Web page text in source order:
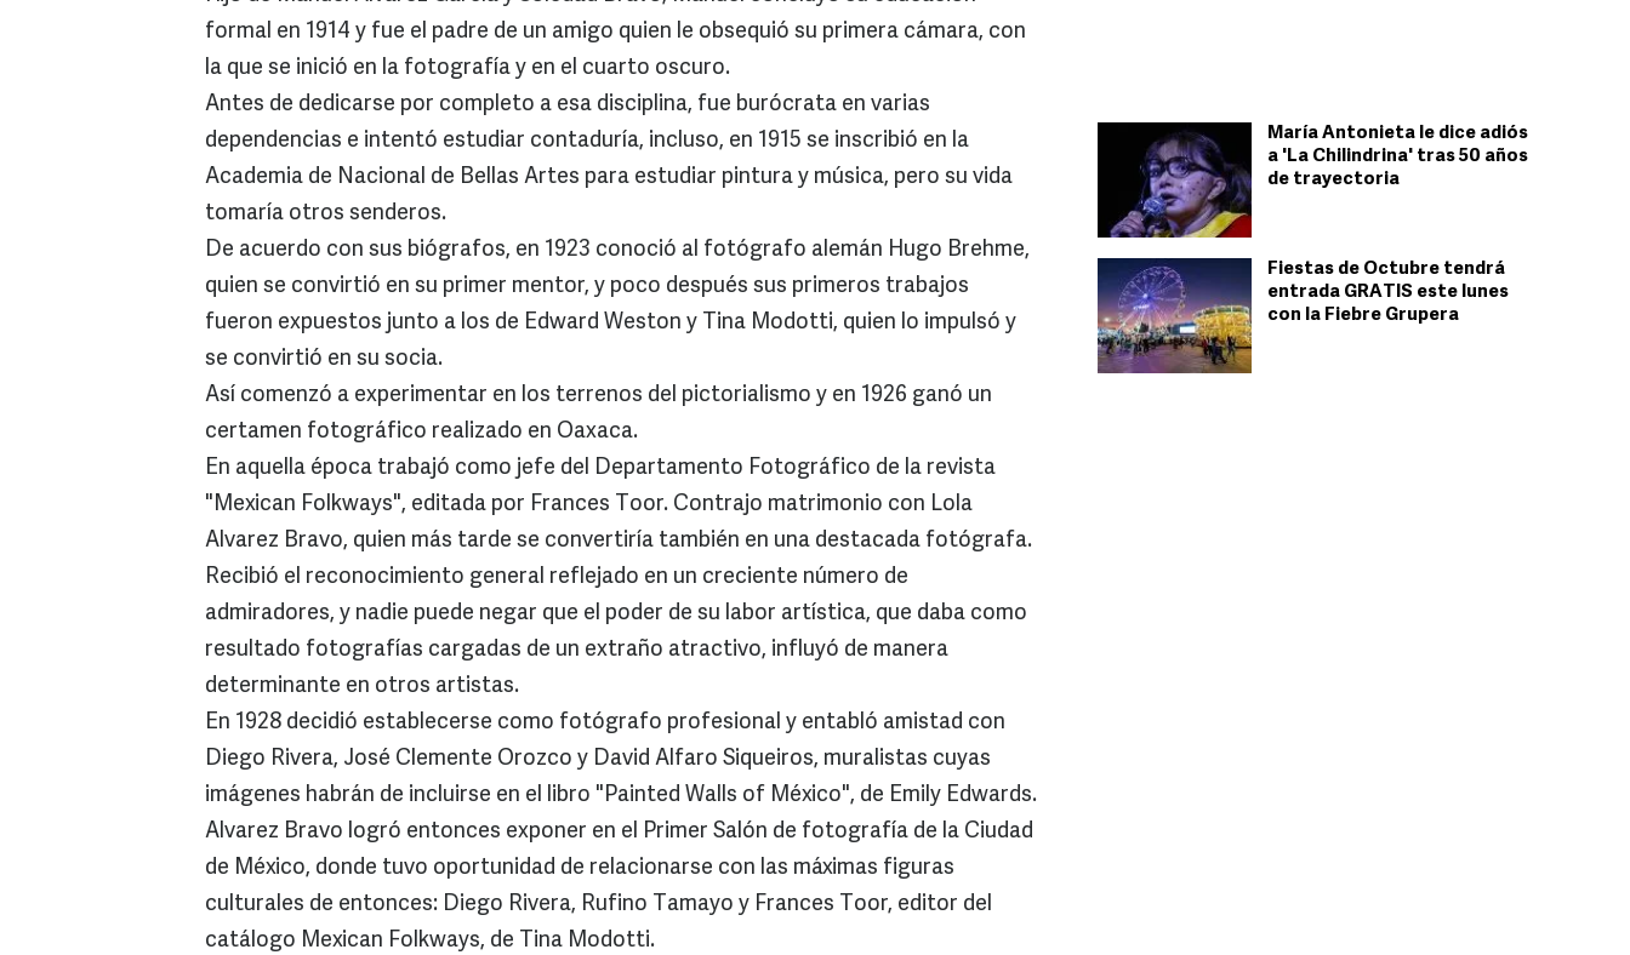
María Antonieta le dice adiós
a 'La Chilindrina' tras 50 años
de trayectoria
Fiestas de Octubre tendrá
entrada GRATIS este lunes
con la Fiebre Grupera
formal en 1914 y fue el padre de un amigo quien le obsequió su primera cámara, con
la que se inició en la fotografía y en el cuarto oscuro.
Antes de dedicarse por completo a esa disciplina, fue burócrata en varias
dependencias e intentó estudiar contaduría, incluso, en 1915 se inscribió en la
Academia de Nacional de Bellas Artes para estudiar pintura y música, pero su vida
tomaría otros senderos.
De acuerdo con sus biógrafos, en 1923 conoció al fotógrafo alemán Hugo Brehme,
quien se convirtió en su primer mentor, y poco después sus primeros trabajos
fueron expuestos junto a los de Edward Weston y Tina Modotti, quien lo impulsó y
se convirtió en su socia.
Así comenzó a experimentar en los terrenos del pictorialismo y en 1926 ganó un
certamen fotográfico realizado en Oaxaca.
En aquella época trabajó como jefe del Departamento Fotográfico de la revista
"Mexican Folkways", editada por Frances Toor. Contrajo matrimonio con Lola
Alvarez Bravo, quien más tarde se convertiría también en una destacada fotógrafa.
Recibió el reconocimiento general reflejado en un creciente número de
admiradores, y nadie puede negar que el poder de su labor artística, que daba como
resultado fotografías cargadas de un extraño atractivo, influyó de manera
determinante en otros artistas.
En 1928 decidió establecerse como fotógrafo profesional y entabló amistad con
Diego Rivera, José Clemente Orozco y David Alfaro Siqueiros, muralistas cuyas
imágenes habrán de incluirse en el libro "Painted Walls of México", de Emily Edwards.
Alvarez Bravo logró entonces exponer en el Primer Salón de fotografía de la Ciudad
de México, donde tuvo oportunidad de relacionarse con las máximas figuras
culturales de entonces: Diego Rivera, Rufino Tamayo y Frances Toor, editor del
catálogo Mexican Folkways, de Tina Modotti.